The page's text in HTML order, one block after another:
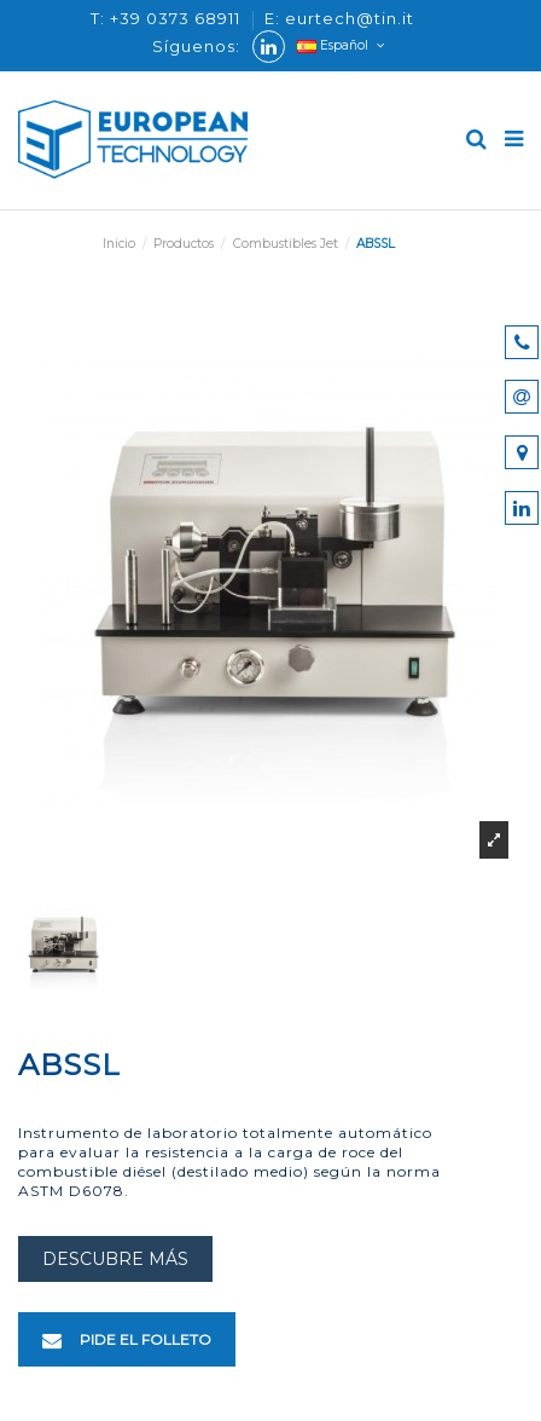
T: +39 0373 68911
E: eurtech@tin.it
Síguenos:
Español
Inicio Productos Combustibles Jet ABSSL
ABSSL
Instrumento de laboratorio totalmente automático
para evaluar la resistencia a la carga de roce del
combustible diésel (destilado medio) según la norma
ASTM D6078.
DESCUBRE MÁS
PIDE EL FOLLETO